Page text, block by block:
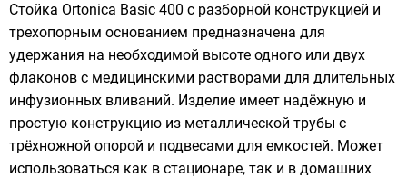
Стойка Ortonica Basic 400 с разборной конструкцией и
трехопорным основанием предназначена для
удержания на необходимой высоте одного или двух
флаконов с медицинскими растворами для длительных
инфузионных вливаний. Изделие имеет надёжную и
простую конструкцию из металлической трубы с
трёхножной опорой и подвесами для емкостей. Может
использоваться как в стационаре, так и в домашних